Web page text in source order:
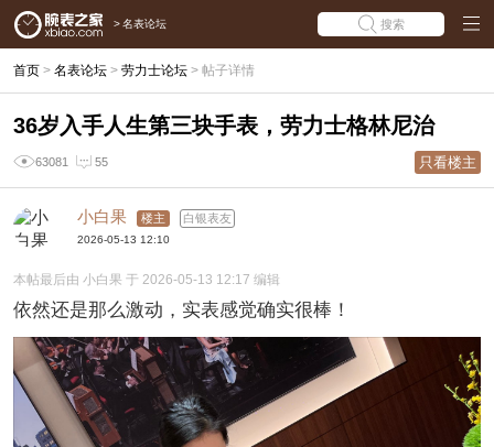
> 名表论坛 搜索
首页 > 名表论坛 > 劳力士论坛 > 帖子详情
36岁入手人生第三块手表，劳力士格林尼治
63081 55 只看楼主
小白果 楼主 白银表友
2026-05-13 12:10
本帖最后由 小白果 于 2026-05-13 12:17 编辑
依然还是那么激动，实表感觉确实很棒！